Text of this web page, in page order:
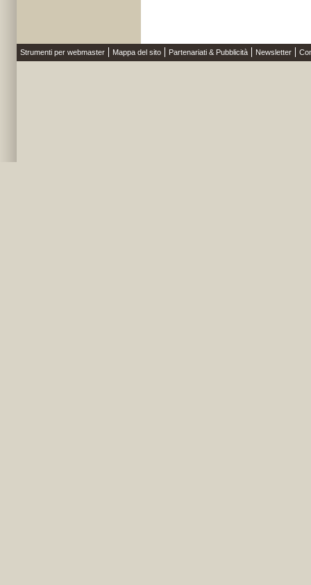
Strumenti per webmaster Mappa del sito Partenariati & Pubblicità Newsletter